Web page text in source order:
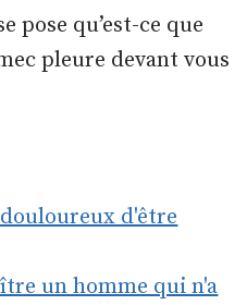
pose qu’est-ce que
pleure devant vous
d'être
un homme qui n'a